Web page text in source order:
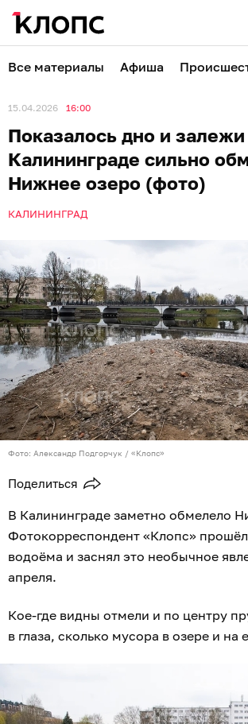
Все материалы Афиша
15.04.2026 16:00
Показалось дно и
Калининграде сильно
Нижнее озеро (фото)
КАЛИНИНГРАД
Фото: Александр Подгорчук / «Клопс»
Поделиться
В Калининграде заметно обмелело
Фотокорреспондент «Клопс»
водоёма и заснял это необычное
апреля.
Кое-где видны отмели и по центру
в глаза, сколько мусора в озере и на